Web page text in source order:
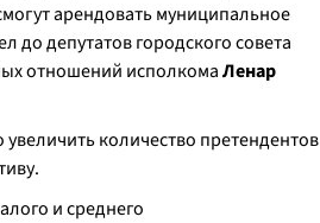
арендовать муниципальное
до депутатов городского совета
отношений исполкомаЛенар
количество претендентов
и среднего